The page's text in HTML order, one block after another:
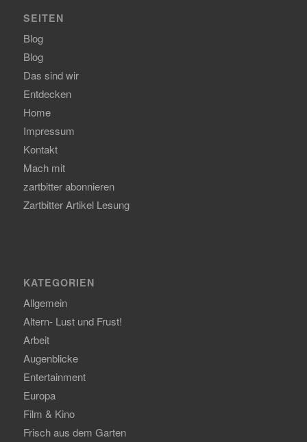
SEITEN
Blog
Blog
Das sind wir
Entdecken
Home
Impressum
Kontakt
Mach mit
zartbitter abonnieren
Zartbitter Artikel Lesung
KATEGORIEN
Allgemein
Altern- Lust und Frust!
Arbeit
Augenblicke
Entertainment
Europa
Film & Kino
Frisch aus dem Garten